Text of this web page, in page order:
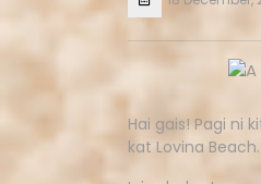
Hai gais! Pagi ni
kat Lovina